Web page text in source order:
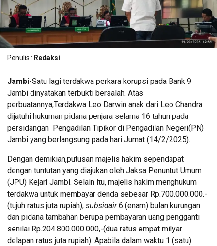
Penulis : Redaksi
Jambi-Satu lagi terdakwa perkara korupsi pada Bank 9
Jambi dinyatakan terbukti bersalah. Atas
perbuatannya,Terdakwa Leo Darwin anak dari Leo Chandra
dijatuhi hukuman pidana penjara selama 16 tahun pada
persidangan Pengadilan Tipikor di Pengadilan Negeri(PN)
Jambi yang berlangsung pada hari Jumat (14/2/2025).
Dengan demikian,putusan majelis hakim sependapat
dengan tuntutan yang diajukan oleh Jaksa Penuntut Umum
(JPU) Kejari Jambi. Selain itu, majelis hakim menghukum
terdakwa untuk membayar denda sebesar Rp.700.000.000,-
(tujuh ratus juta rupiah), subsidair6 (enam) bulan kurungan
dan pidana tambahan berupa pembayaran uang pengganti
senilai Rp.204.800.000.000,-(dua ratus empat milyar
delapan ratus juta rupiah). Apabila dalam waktu 1 (satu)